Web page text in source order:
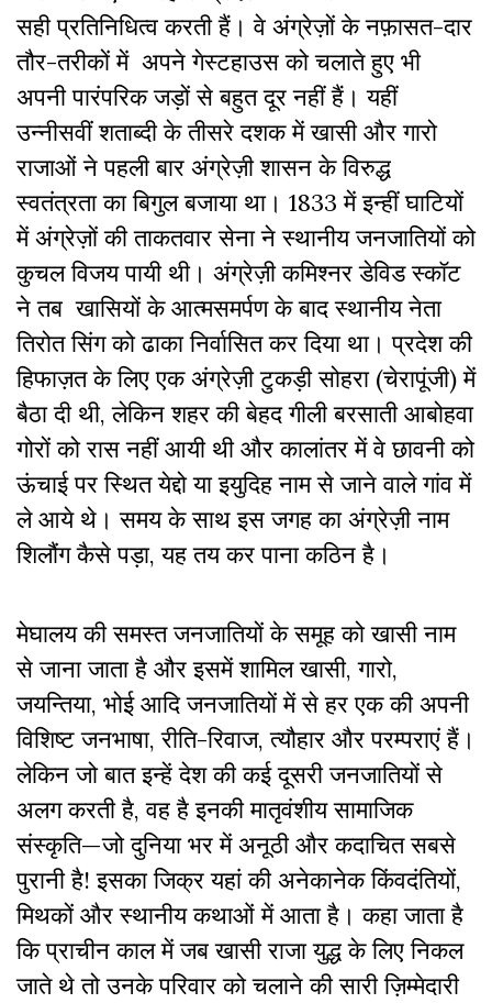
सही प्रतिनिधित्व करती हैं। वे अंग्रेज़ों के नफ़ासत-दार
तौर-तरीकों में अपने गेस्टहाउस को चलाते हुए भी
अपनी पारंपरिक जड़ों से बहुत दूर नहीं हैं। यहीं
उन्नीसवीं शताब्दी के तीसरे दशक में खासी और गारो
राजाओं ने पहली बार अंग्रेज़ी शासन के विरुद्ध
स्वतंत्रता का बिगुल बजाया था। 1833 में इन्हीं घाटियों
में अंग्रेज़ों की ताकतवार सेना ने स्थानीय जनजातियों को
कुचल विजय पायी थी। अंग्रेज़ी कमिश्नर डेविड स्कॉट
ने तब खासियों के आत्मसमर्पण के बाद स्थानीय नेता
तिरोत सिंग को ढाका निर्वासित कर दिया था। प्रदेश की
हिफाज़त के लिए एक अंग्रेज़ी टुकड़ी सोहरा (चेरापूंजी) में
बैठा दी थी, लेकिन शहर की बेहद गीली बरसाती आबोहवा
गोरों को रास नहीं आयी थी और कालांतर में वे छावनी को
ऊंचाई पर स्थित येद्दो या इयुदिह नाम से जाने वाले गांव में
ले आये थे। समय के साथ इस जगह का अंग्रेज़ी नाम
शिलौंग कैसे पड़ा, यह तय कर पाना कठिन है।
मेघालय की समस्त जनजातियों के समूह को खासी नाम
से जाना जाता है और इसमें शामिल खासी, गारो,
जयन्तिया, भोई आदि जनजातियों में से हर एक की अपनी
विशिष्ट जनभाषा, रीति-रिवाज, त्यौहार और परम्पराएं हैं।
लेकिन जो बात इन्हें देश की कई दूसरी जनजातियों से
अलग करती है, वह है इनकी मातृवंशीय सामाजिक
संस्कृति—जो दुनिया भर में अनूठी और कदाचित सबसे
पुरानी है! इसका जिक्र यहां की अनेकानेक किंवदंतियों,
मिथकों और स्थानीय कथाओं में आता है। कहा जाता है
कि प्राचीन काल में जब खासी राजा युद्ध के लिए निकल
जाते थे तो उनके परिवार को चलाने की सारी ज़िम्मेदारी